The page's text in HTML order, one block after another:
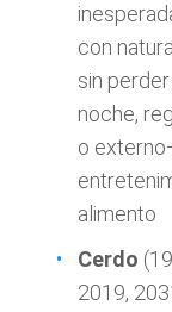
con
sin
noche,
o
alimento
Cerdo
2019,